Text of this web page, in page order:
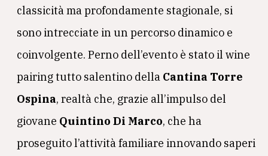
classicità ma profondamente stagionale, si
sono intrecciate in un percorso dinamico e
coinvolgente. Perno dell’evento è stato il wine
pairing tutto salentino della Cantina Torre
Ospina, realtà che, grazie all’impulso del
giovane Quintino Di Marco, che ha
proseguito l’attività familiare innovando saperi